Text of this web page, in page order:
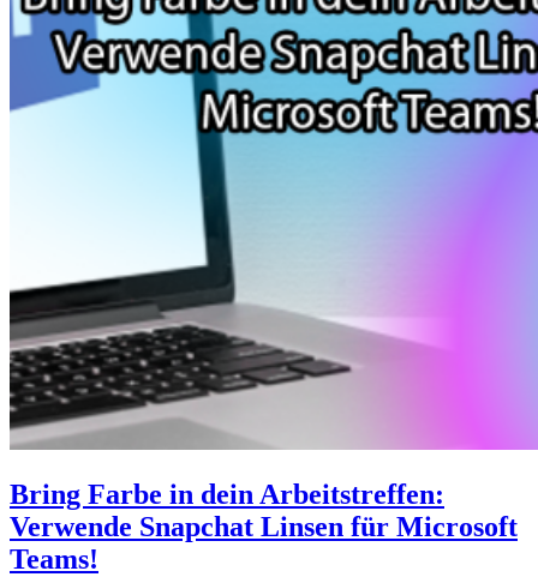
Bring Farbe in dein Arbeitstreffen:
Verwende Snapchat Linsen für Microsoft
Teams!